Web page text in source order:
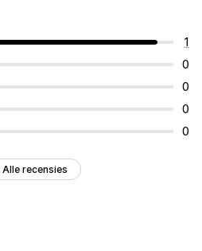
1
0
0
0
0
Alle recensies